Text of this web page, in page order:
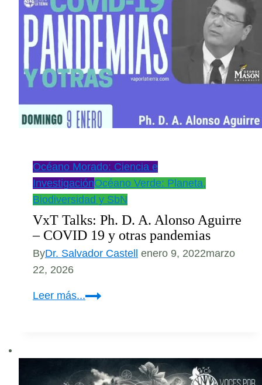
la
Biodiversidad:
¿Estamos
Tiempo
de
Reaccionar?
Océano Morado: Ciencia e
InvestigaciónOcéano Verde: Planeta,
Biodiversidad y SbN
VxT Talks: Ph. D. A. Alonso Aguirre
– COVID 19 y otras pandemias
ByDr. Salvador Castell enero 9, 2022marzo
22, 2026
Leer más...VxT
A.
Alonso